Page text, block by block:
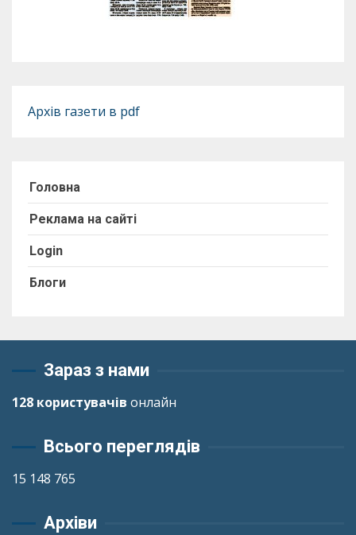
Архів газети в pdf
Головна
Реклама на сайті
Login
Блоги
Зараз з нами
128 користувачів онлайн
Всього переглядів
15 148 765
Архіви